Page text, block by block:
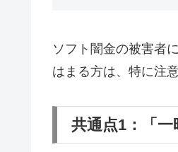
ソフト闇金の被害者
はまる方は、特に注
共通点1：「